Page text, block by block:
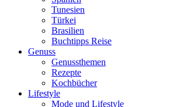
Tunesien
Türkei
Brasilien
Buchtipps Reise
Genuss
Genussthemen
Rezepte
Kochbücher
Lifestyle
Mode und Lifestyle